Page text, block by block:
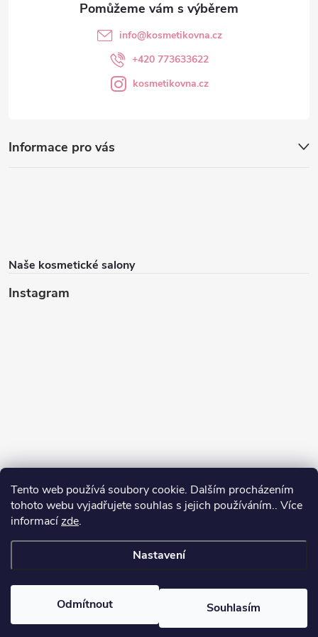
Tento web používá soubory cookie. Dalším procházením
tohoto webu vyjadřujete souhlas s jejich používáním.. Více
informacízde.
Nastavení
Odmítnout Souhlasím
Informace pro vás
Naše kosmetické salony
Instagram
info@kosmetikovna.cz
+420 773633622
kosmetikovna.cz
Vytvořil Shoptet
Kosmetikovna